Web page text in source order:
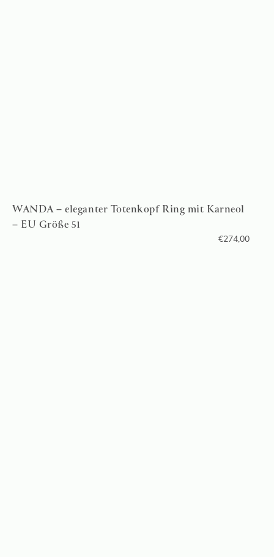
WANDA – eleganter Totenkopf Ring mit Karneol
– EU Größe 51
€274,00